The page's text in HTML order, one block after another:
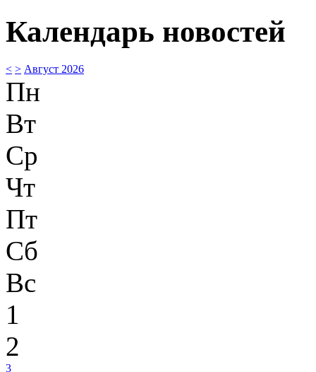
Календарь новостей
< > Август 2026
Пн
Вт
Ср
Чт
Пт
Сб
Вс
1
2
3